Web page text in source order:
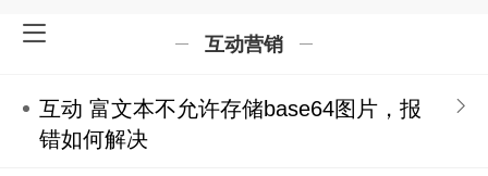
互动营销
互动 富文本不允许存储base64图片，报
错如何解决